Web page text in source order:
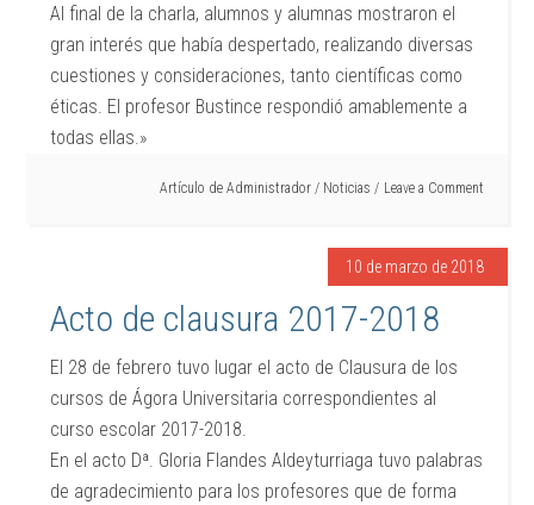
Al final de la charla, alumnos y alumnas mostraron el
gran interés que había despertado, realizando diversas
cuestiones y consideraciones, tanto científicas como
éticas. El profesor Bustince respondió amablemente a
todas ellas.»
Artículo de Administrador / Noticias Leave a Comment
10 de marzo de 2018
Acto de clausura 2017-2018
El 28 de febrero tuvo lugar el acto de Clausura de los
cursos de Ágora Universitaria correspondientes al
curso escolar 2017-2018.
En el acto Dª. Gloria Flandes Aldeyturriaga tuvo palabras
de agradecimiento para los profesores que de forma